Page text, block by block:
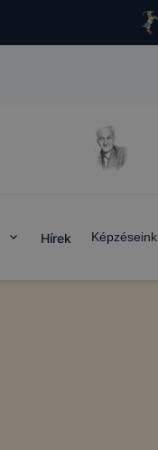
Hírek Képzéseink